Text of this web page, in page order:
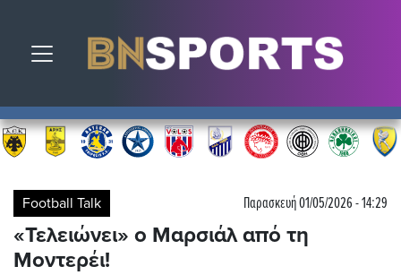
Toggle navigation
Football Talk Παρασκευή 01/05/2026 - 14:29
«Τελειώνει» ο Μαρσιάλ από τη
Μοντερέι!